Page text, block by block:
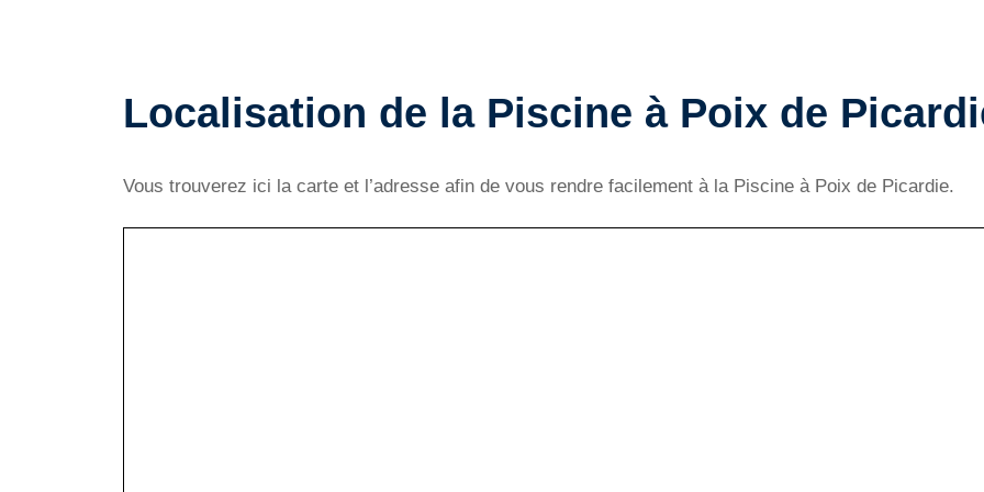
Localisation de la Piscine à Poix de
Vous trouverez ici la carte et l’adresse afin de vous rendre facilement à la Piscine à Poix de Picardie.